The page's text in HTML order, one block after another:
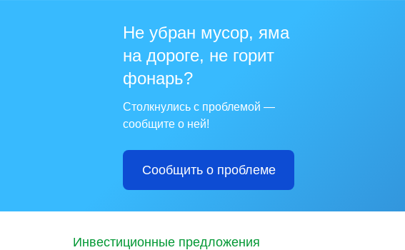
Не убран мусор, яма
на дороге, не горит
фонарь?
Столкнулись с проблемой —
сообщите о ней!
Сообщить о проблеме
Инвестиционные предложения